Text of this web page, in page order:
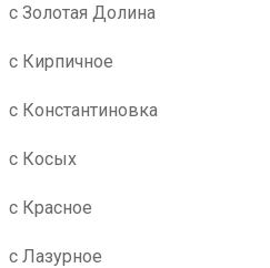
с Золотая Долина
с Кирпичное
с Константиновка
с Косых
с Красное
с Лазурное